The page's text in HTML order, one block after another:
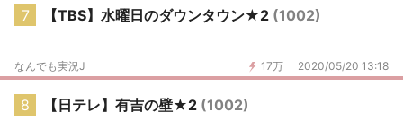
7 【TBS】水曜日のダウンタウン★2 (1002)
17万 2020/05/20 13:18
なんでも実況J
8 【日テレ】有吉の壁★2 (1002)